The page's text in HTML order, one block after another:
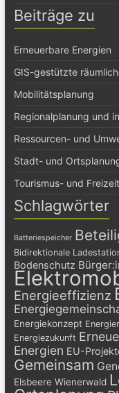
Beiträge zu
Erneuerbare Energien
GIS-gestützte
Mobilitätsplanung
Regionalplanung und
Ressourcen- und
Stadt- und
Tourismus- und
Schlagwörter
Batteriespeicher
Bidirektionale
Bodenschutz
Energieeffizienz
Energiekonzept
Energiezukunft
Energien EU-
Gemeinsam
Elsbeere Wienerwald